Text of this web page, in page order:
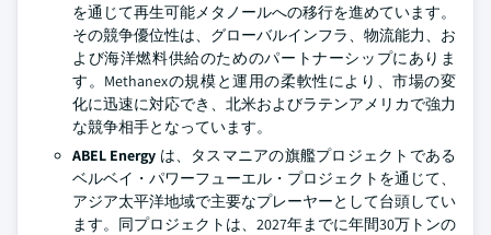
を通じて再生可能メタノールへの移行を進めています。
その競争優位性は、グローバルインフラ、物流能力、お
よび海洋燃料供給のためのパートナーシップにありま
す。Methanexの規模と運用の柔軟性により、市場の変
化に迅速に対応でき、北米およびラテンアメリカで強力
な競争相手となっています。
ABEL Energy は、タスマニアの旗艦プロジェクトである
ベルベイ・パワーフューエル・プロジェクトを通じて、
アジア太平洋地域で主要なプレーヤーとして台頭してい
ます。同プロジェクトは、2027年までに年間30万トンの